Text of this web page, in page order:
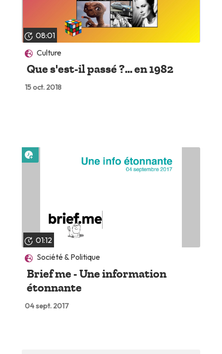
08:01
Culture
Que s'est-il passé ?... en 1982
15 oct. 2018
01:12
Société & Politique
Brief me - Une information
étonnante
04 sept. 2017